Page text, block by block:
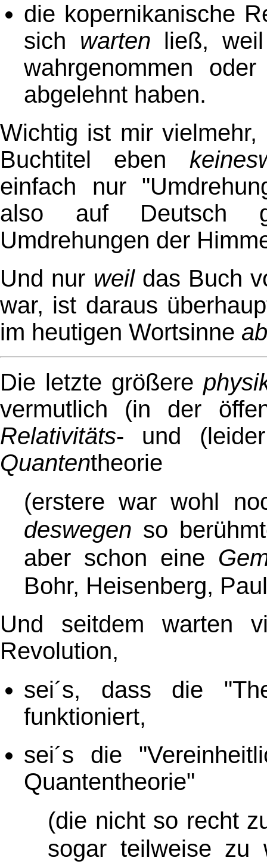
die kopernikanische
sich warten ließ,
wahrgenommen
abgelehnt haben.
Wichtig ist mir
Buchtitel eben
einfach nur
also auf Deutsch
Umdrehungen der
Und nur weildas Buch
war, ist daraus
im heutigen Wortsinne
Die letzte größere
vermutlich (in der
Relativitäts- und
Quantentheorie
(erstere war wohl
deswegen so
aber schon eine
Bohr, Heisenberg,
Und seitdem warten
Revolution,
sei´s, dass die
funktioniert,
sei´s die
Quantentheorie"
(die nicht so recht
sogar teilweise zu